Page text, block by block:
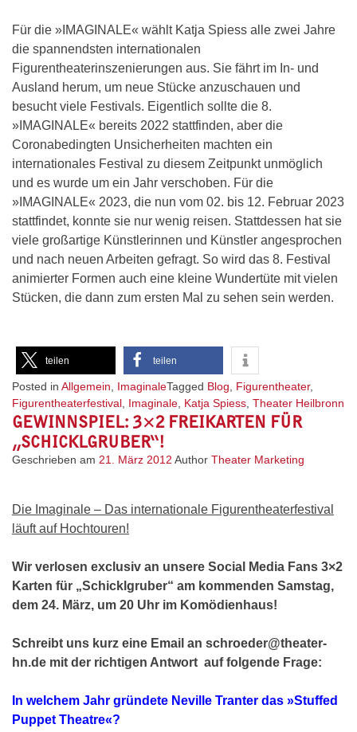
Für die »IMAGINALE« wählt Katja Spiess alle zwei Jahre
die spannendsten internationalen
Figurentheaterinszenierungen aus. Sie fährt im In- und
Ausland herum, um neue Stücke anzuschauen und
besucht viele Festivals. Eigentlich sollte die 8.
»IMAGINALE« bereits 2022 stattfinden, aber die
Coronabedingten Unsicherheiten machten ein
internationales Festival zu diesem Zeitpunkt unmöglich
und es wurde um ein Jahr verschoben. Für die
»IMAGINALE« 2023, die nun vom 02. bis 12. Februar 2023
stattfindet, konnte sie nur wenig reisen. Stattdessen hat sie
viele großartige Künstlerinnen und Künstler angesprochen
und nach neuen Arbeiten gefragt. So wird das 8. Festival
animierter Formen auch eine kleine Wundertüte mit vielen
Stücken, die dann zum ersten Mal zu sehen sein werden.
teilen teilen
Posted in Allgemein ImaginaleTagged Blog Figurentheater,
Figurentheaterfestival Imaginale Katja Spiess Theater Heilbronn
GEWINNSPIEL: 3×2 FREIKARTEN FÜR
„SCHICKLGRUBER“!
Geschrieben am 21. März 2012 Author Theater Marketing
Die Imaginale – Das internationale Figurentheaterfestival
läuft auf Hochtouren!
Wir verlosen exclusiv an unsere Social Media Fans 3×2
Karten für „Schicklgruber“ am kommenden Samstag,
dem 24. März, um 20 Uhr im Komödienhaus!
Schreibt uns kurz eine Email an schroeder@theater-
hn.de mit der richtigen Antwort auf folgende Frage:
In welchem Jahr gründete Neville Tranter das »Stuffed
Puppet Theatre«?